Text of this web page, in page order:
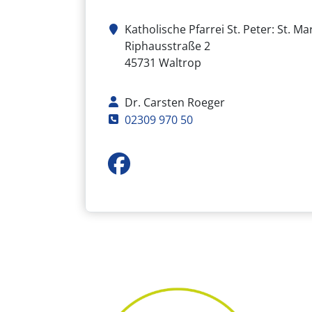
Katholische Pfarrei St. Peter: St.
Adresse
Riphausstraße 2
45731 Waltrop
Kontaktperson
Dr. Carsten Roeger
Telefon
02309 970 50